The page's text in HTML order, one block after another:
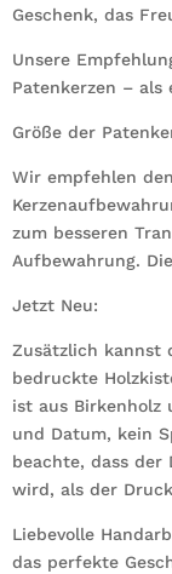
Geschenk, das
Unsere
Patenkerzen – als
Größe der
Wir empfehlen
zum besseren
Aufbewahrung.
Jetzt Neu:
Zusätzlich kannst
bedruckte
ist aus Birkenholz
und Datum, kein
beachte, dass
wird, als der
Liebevolle
das perfekte